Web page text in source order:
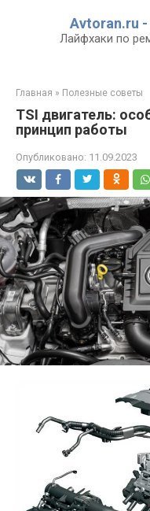
Avtoran.ru
Лайфхаки по
Главная » Полезные советы
TSI двигатель:
принцип работы
Опубликовано: 11.09.2023